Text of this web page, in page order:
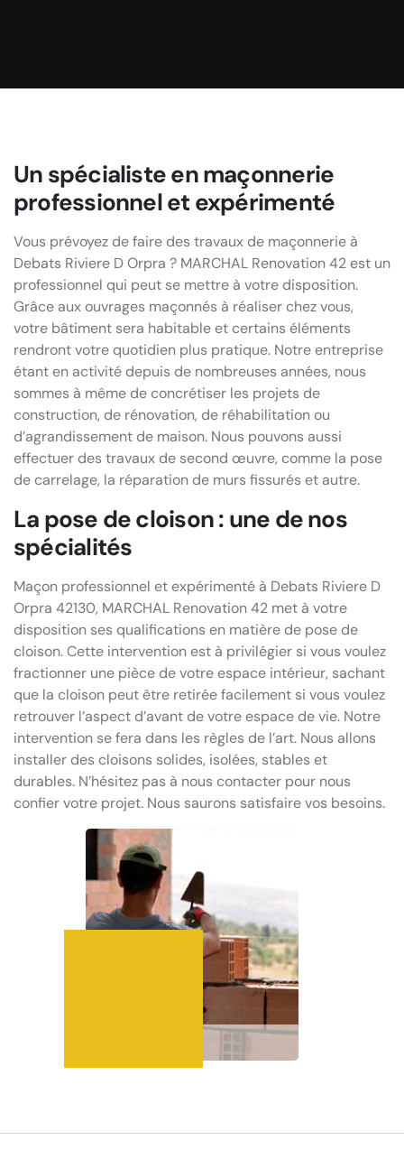
Un spécialiste en maçonnerie
professionnel et expérimenté
Vous prévoyez de faire des travaux de maçonnerie à
Debats Riviere D Orpra ? MARCHAL Renovation 42 est un
professionnel qui peut se mettre à votre disposition.
Grâce aux ouvrages maçonnés à réaliser chez vous,
votre bâtiment sera habitable et certains éléments
rendront votre quotidien plus pratique. Notre entreprise
étant en activité depuis de nombreuses années, nous
sommes à même de concrétiser les projets de
construction, de rénovation, de réhabilitation ou
d’agrandissement de maison. Nous pouvons aussi
effectuer des travaux de second œuvre, comme la pose
de carrelage, la réparation de murs fissurés et autre.
La pose de cloison : une de nos
spécialités
Maçon professionnel et expérimenté à Debats Riviere D
Orpra 42130, MARCHAL Renovation 42 met à votre
disposition ses qualifications en matière de pose de
cloison. Cette intervention est à privilégier si vous voulez
fractionner une pièce de votre espace intérieur, sachant
que la cloison peut être retirée facilement si vous voulez
retrouver l’aspect d’avant de votre espace de vie. Notre
intervention se fera dans les règles de l’art. Nous allons
installer des cloisons solides, isolées, stables et
durables. N’hésitez pas à nous contacter pour nous
confier votre projet. Nous saurons satisfaire vos besoins.